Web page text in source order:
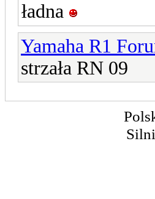
ładna
Yamaha R1
strzała RN 09